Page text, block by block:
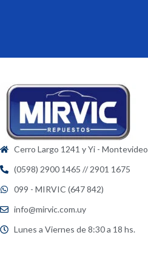
Cerro Largo 1241 y Yi - Montevideo
(0598) 2900 1465 // 2901 1675
099 - MIRVIC (647 842)
info@mirvic.com.uy
Lunes a Viernes de 8:30 a 18 hs.